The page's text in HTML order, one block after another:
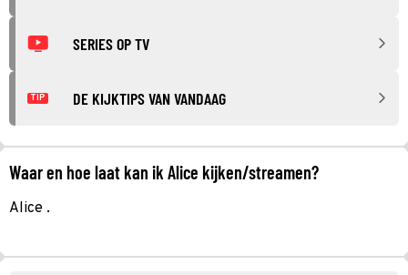
SERIES OP TV
TIP DE KIJKTIPS VAN VANDAAG
Waar en hoe laat kan ik Alice kijken/streamen?
Alice .